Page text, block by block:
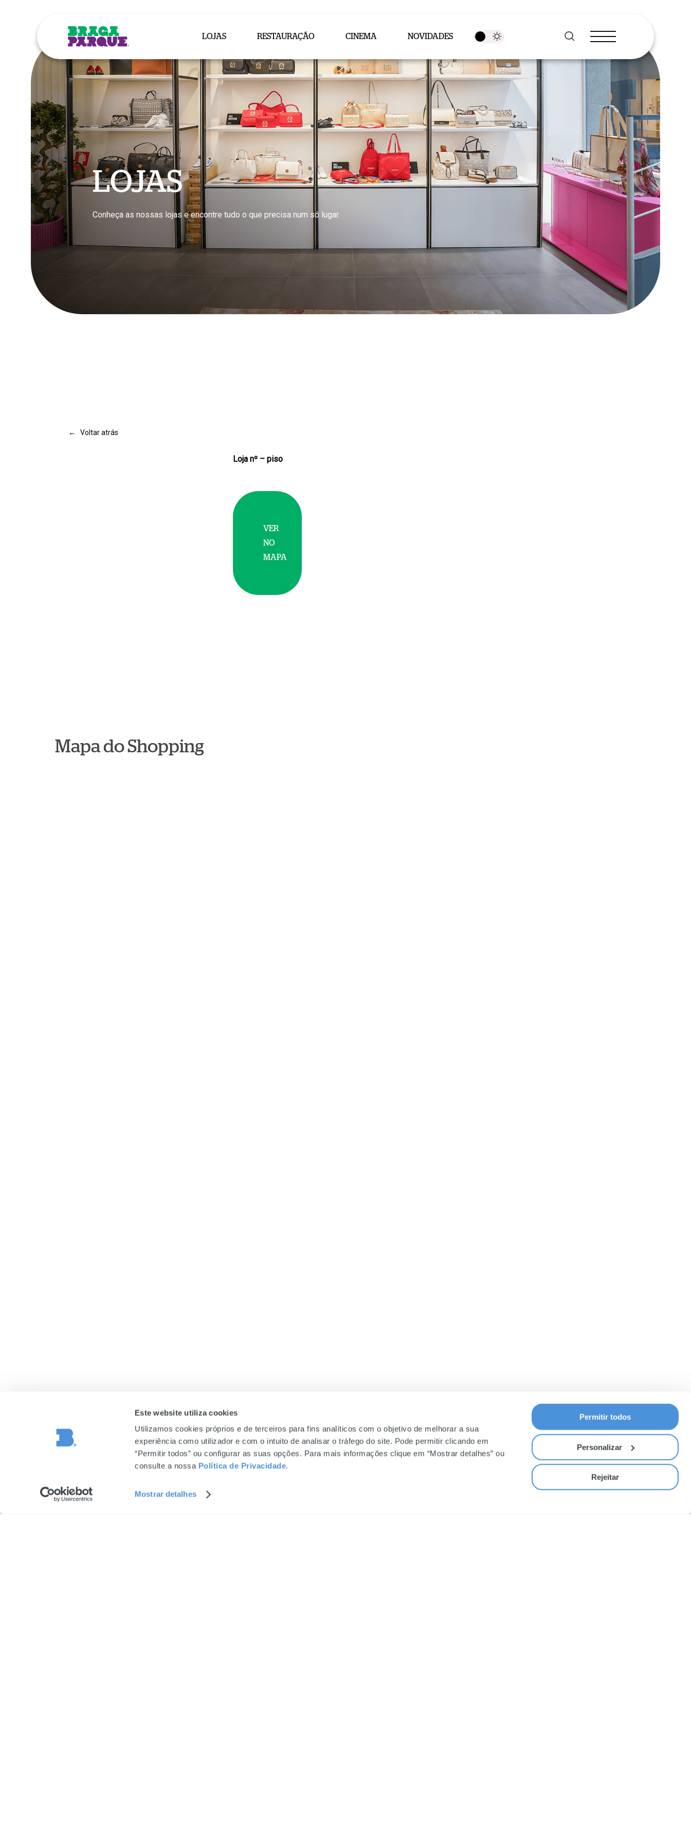
Este website utiliza cookies
Utilizamos cookies próprios e de terceiros para fins analíticos com o objetivo de melhorar a sua
experiência como utilizador e com o intuito de analisar o tráfego do site. Pode permitir clicando em
“Permitir todos” ou configurar as suas opções. Para mais informações clique em “Mostrar detalhes” ou
consulte a nossa Política de Privacidade.
Mostrar detalhes
Permitir todos
Personalizar
Rejeitar
Pressione Enter para pesquisar ou Esc para fechar
LOJAS RESTAURAÇÃO CINEMA NOVIDADES pesquisar
LOJAS
Conheça as nossas lojas e encontre tudo o que precisa num só lugar.
← Voltar atrás
Loja nº – piso
VER
NO
MAPA
Mapa do Shopping